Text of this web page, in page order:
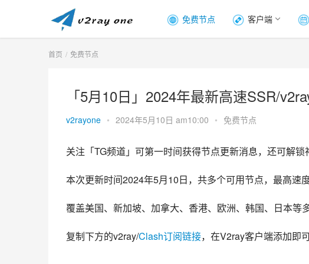
免费节点 客户端
首页 免费节点
「5月10日」2024年最新高速SSR/
v2rayone • 2024年5月10日 am10:00 • 免费节点
关注「TG频道」可第一时间获得节点更新消息，还可解锁
本次更新时间2024年5月10日，共多个可用节点，最高速度
覆盖美国、新加坡、加拿大、香港、欧洲、韩国、日本等
复制下方的v2ray/Clash订阅链接，在V2ray客户端添加即